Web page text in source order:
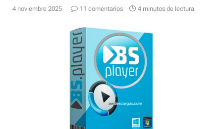
4 noviembre 2025 11 comentarios 4 minutos de lectura